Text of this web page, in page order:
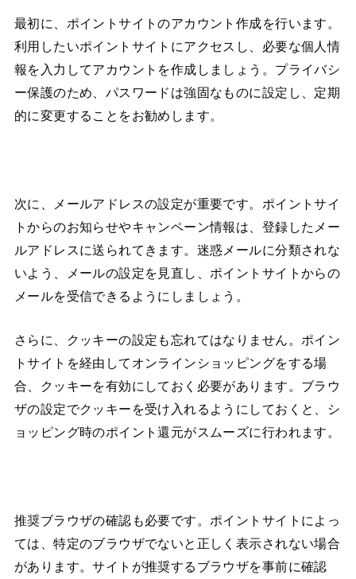
最初に、ポイントサイトのアカウント作成を行います。
利用したいポイントサイトにアクセスし、必要な個人情
報を入力してアカウントを作成しましょう。プライバシ
ー保護のため、パスワードは強固なものに設定し、定期
的に変更することをお勧めします。
次に、メールアドレスの設定が重要です。ポイントサイ
トからのお知らせやキャンペーン情報は、登録したメー
ルアドレスに送られてきます。迷惑メールに分類されな
いよう、メールの設定を見直し、ポイントサイトからの
メールを受信できるようにしましょう。
さらに、クッキーの設定も忘れてはなりません。ポイン
トサイトを経由してオンラインショッピングをする場
合、クッキーを有効にしておく必要があります。ブラウ
ザの設定でクッキーを受け入れるようにしておくと、シ
ョッピング時のポイント還元がスムーズに行われます。
推奨ブラウザの確認も必要です。ポイントサイトによっ
ては、特定のブラウザでないと正しく表示されない場合
があります。サイトが推奨するブラウザを事前に確認